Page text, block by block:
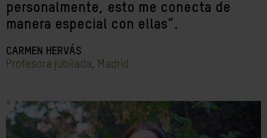
personalmente, esto me conecta de
manera especial con ellas”.
CARMEN HERVÁS
Profesora jubilada, Madrid